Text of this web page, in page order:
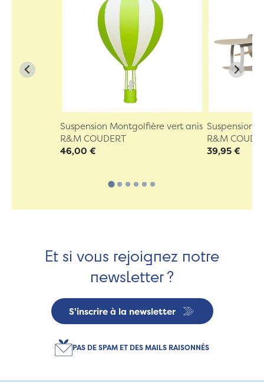
Suspension Montgolfière vert anis
R&M COUDERT
46,00 €
Suspension
R&M
39,95 €
Et si vous rejoignez notre
newsletter ?
S'inscrire à la newsletter
PAS DE SPAM ET DES MAILS RAISONNÉS